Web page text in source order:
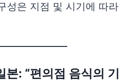
성은 지점 및 시기에 따라
: “편의점 음식의 기